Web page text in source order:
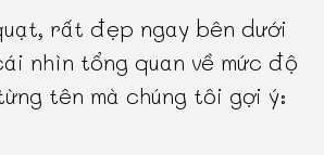
rất đẹp ngay bên dưới
nhìn tổng quan về mức độ
tên mà chúng tôi gợi ý: